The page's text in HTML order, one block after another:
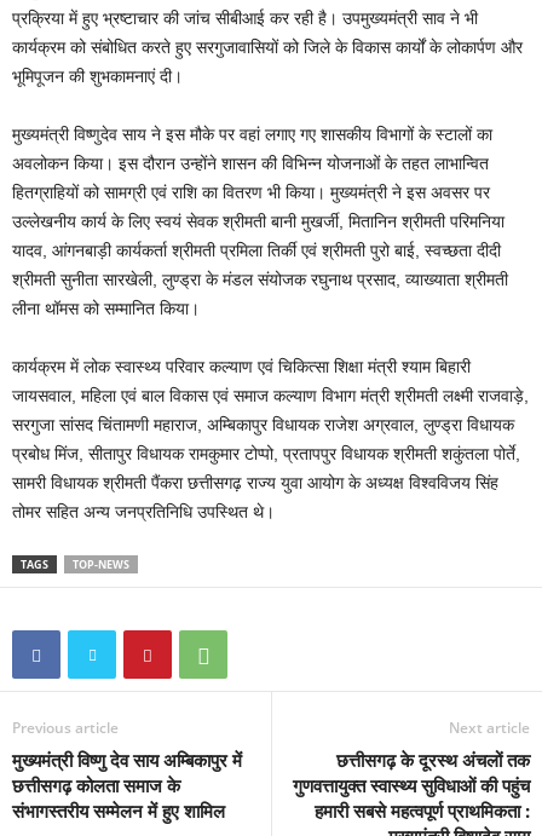
प्रक्रिया में हुए भ्रष्टाचार की जांच सीबीआई कर रही है। उपमुख्यमंत्री साव ने भी
कार्यक्रम को संबोधित करते हुए सरगुजावासियों को जिले के विकास कार्यों के लोकार्पण और
भूमिपूजन की शुभकामनाएं दी।
मुख्यमंत्री विष्णुदेव साय ने इस मौके पर वहां लगाए गए शासकीय विभागों के स्टालों का
अवलोकन किया। इस दौरान उन्होंने शासन की विभिन्न योजनाओं के तहत लाभान्वित
हितग्राहियों को सामग्री एवं राशि का वितरण भी किया। मुख्यमंत्री ने इस अवसर पर
उल्लेखनीय कार्य के लिए स्वयं सेवक श्रीमती बानी मुखर्जी, मितानिन श्रीमती परिमनिया
यादव, आंगनबाड़ी कार्यकर्ता श्रीमती प्रमिला तिर्की एवं श्रीमती पुरो बाई, स्वच्छता दीदी
श्रीमती सुनीता सारखेली, लुण्ड्रा के मंडल संयोजक रघुनाथ प्रसाद, व्याख्याता श्रीमती
लीना थॉमस को सम्मानित किया।
कार्यक्रम में लोक स्वास्थ्य परिवार कल्याण एवं चिकित्सा शिक्षा मंत्री श्याम बिहारी
जायसवाल, महिला एवं बाल विकास एवं समाज कल्याण विभाग मंत्री श्रीमती लक्ष्मी राजवाड़े,
सरगुजा सांसद चिंतामणी महाराज, अम्बिकापुर विधायक राजेश अग्रवाल, लुण्ड्रा विधायक
प्रबोध मिंज, सीतापुर विधायक रामकुमार टोप्पो, प्रतापपुर विधायक श्रीमती शकुंतला पोर्ते,
सामरी विधायक श्रीमती पैंकरा छत्तीसगढ़ राज्य युवा आयोग के अध्यक्ष विश्वविजय सिंह
तोमर सहित अन्य जनप्रतिनिधि उपस्थित थे।
TAGS TOP-NEWS
Previous article
मुख्यमंत्री विष्णु देव साय अम्बिकापुर में
छत्तीसगढ़ कोलता समाज के
संभागस्तरीय सम्मेलन में हुए शामिल
Next article
छत्तीसगढ़ के दूरस्थ अंचलों तक
गुणवत्तायुक्त स्वास्थ्य सुविधाओं की पहुंच
हमारी सबसे महत्वपूर्ण प्राथमिकता :